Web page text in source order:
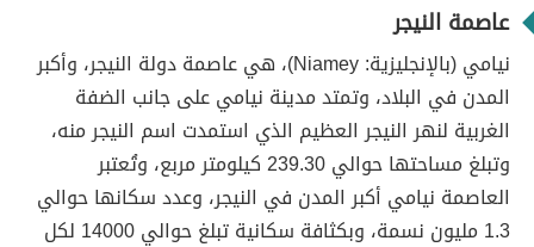
عاصمة النيجر
نيامي (بالإنجليزية: Niamey)، هي عاصمة دولة النيجر، وأكبر
المدن في البلاد، وتمتد مدينة نيامي على جانب الضفة
الغربية لنهر النيجر العظيم الذي استمدت اسم النيجر منه،
وتبلغ مساحتها حوالي 239.30 كيلومتر مربع، وتُعتبر
العاصمة نيامي أكبر المدن في النيجر، وعدد سكانها حوالي
1.3 مليون نسمة، وبكثافة سكانية تبلغ حوالي 14000 لكل